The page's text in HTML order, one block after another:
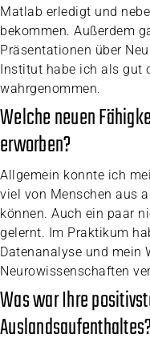
Matlab erledigt und
bekommen. Außerdem
Präsentationen über
Institut habe ich als gut
wahrgenommen.
Welche neuen
erworben?
Allgemein konnte ich
viel von Menschen aus
können. Auch ein paar
gelernt. Im Praktikum
Datenanalyse und mein
Neurowissenschaften
Was war Ihre
Auslandsaufenthaltes?